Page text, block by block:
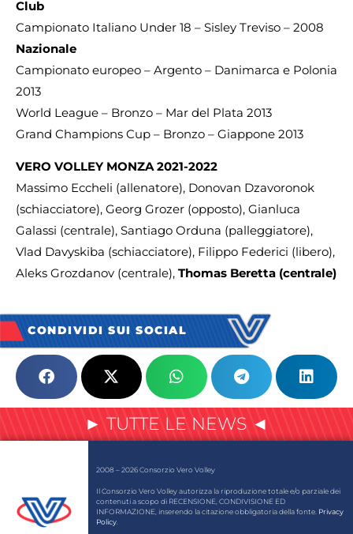
Club
Campionato Italiano Under 18 – Sisley Treviso – 2008
Nazionale
Campionato europeo – Argento – Danimarca e Polonia
2013
World League – Bronzo – Mar del Plata 2013
Grand Champions Cup – Bronzo – Giappone 2013
VERO VOLLEY MONZA 2021-2022
Massimo Eccheli (allenatore), Donovan Dzavoronok
(schiacciatore), Georg Grozer (opposto), Gianluca
Galassi (centrale), Santiago Orduna (palleggiatore),
Vlad Davyskiba (schiacciatore), Filippo Federici (libero),
Aleks Grozdanov (centrale), Thomas Beretta (centrale)
CONDIVIDI SUI SOCIAL
► TUTTE LE NEWS ◄
2008 – 2026 Consorzio Vero Volley
Il Consorzio Vero Volley autorizza la riproduzione totale e/o parziale dei
contenuti a scopo di RECENSIONE, CONDIVISIONE ED
INFORMAZIONE, inserendo la citazione obbligatoria della fonte. Privacy
Policy